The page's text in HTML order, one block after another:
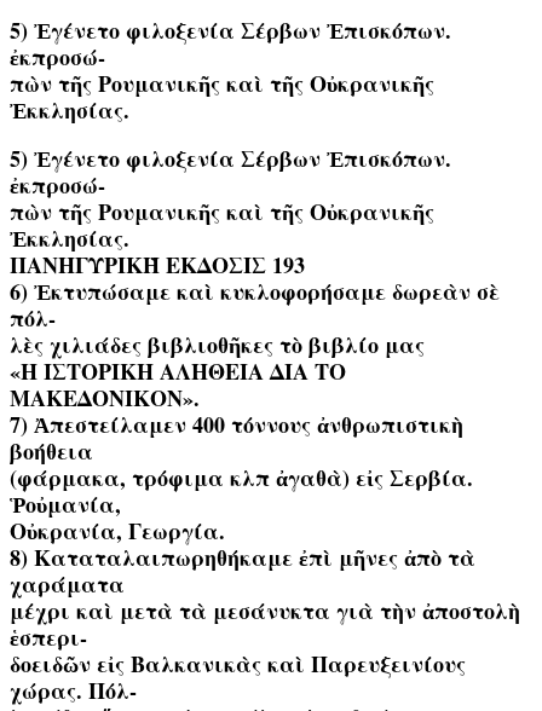
5) Ἐγένετο φιλοξενία Σέρβων Ἐπισκόπων.
ἐκπροσώ-
πὼν τῆς Ρουμανικῆς καὶ τῆς Οὐκρανικῆς
Ἐκκλησίας.
5) Ἐγένετο φιλοξενία Σέρβων Ἐπισκόπων.
ἐκπροσώ-
πὼν τῆς Ρουμανικῆς καὶ τῆς Οὐκρανικῆς
Ἐκκλησίας.
ΠΑΝΗΓΥΡΙΚῊ ΕΚΔΟΣΙΣ 193
6) Ἐκτυπώσαμε καὶ κυκλοφορήσαμε δωρεὰν σὲ
πόλ-
λὲς χιλιάδες βιβλιοθῆκες τὸ βιβλίο μας
«H ΙΣΤΟΡΙΚΗ AΛΗΘΕΙA ΔIA TO
ΜΑΚΕΔΟΝΙΚΟΝ».
7) Ἀπεστείλαμεν 400 τόννους ἀνθρωπιστικὴ
βοήθεια
(φάρμακα, τρόφιμα κλπ ἀγαθὰ) εἰς Σερβία.
Ῥοὐμανία,
Οὐκρανία, Γεωργία.
8) Καταταλαιπωρηθήκαμε ἐπὶ μῆνες ἀπὸ τὰ
χαράματα
μέχρι καὶ μετὰ τὰ μεσάνυκτα γιὰ τὴν ἀποστολὴ
ἑσπερι-
δοειδῶν εἰς Βαλκανικὰς καὶ Παρευξεινίους
χώρας. Πόλ-